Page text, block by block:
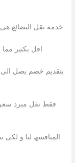
خدمة نقل البضائع
اقل بكثیر
فقط نقل مبرد
المنافسھ لنا و